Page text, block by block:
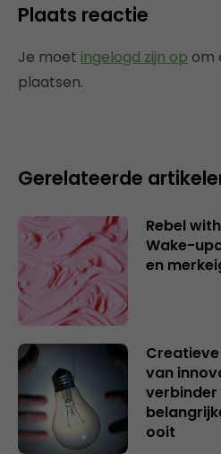
Plaats reactie
Je moet ingelogd zijn op om
plaatsen.
Gerelateerde
Rebel
Wake-
en
van
ooit